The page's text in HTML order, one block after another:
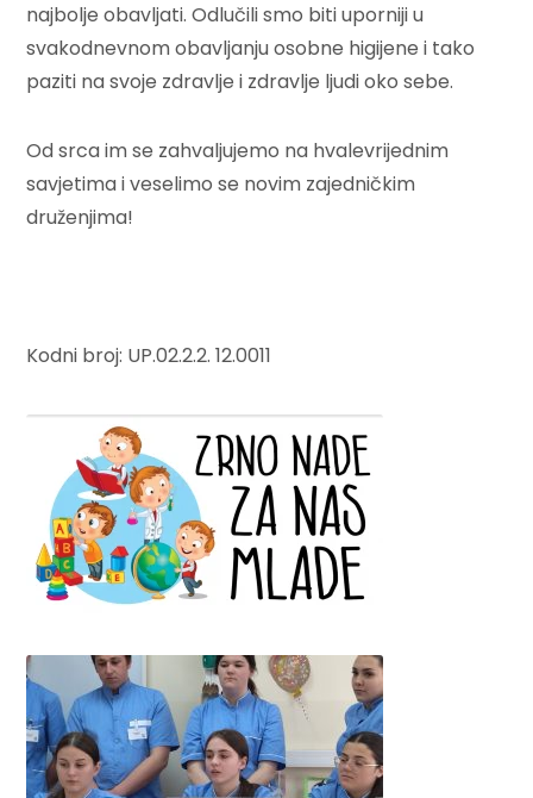
najbolje obavljati. Odlučili smo biti uporniji u
svakodnevnom obavljanju osobne higijene i tako
paziti na svoje zdravlje i zdravlje ljudi oko sebe.
Od srca im se zahvaljujemo na hvalevrijednim
savjetima i veselimo se novim zajedničkim
druženjima!
Kodni broj: UP.02.2.2. 12.0011